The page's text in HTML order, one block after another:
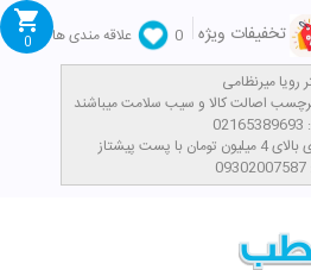
تخفیفات ویژه 0
علاقه مندی ها
پست پیشتاز
0